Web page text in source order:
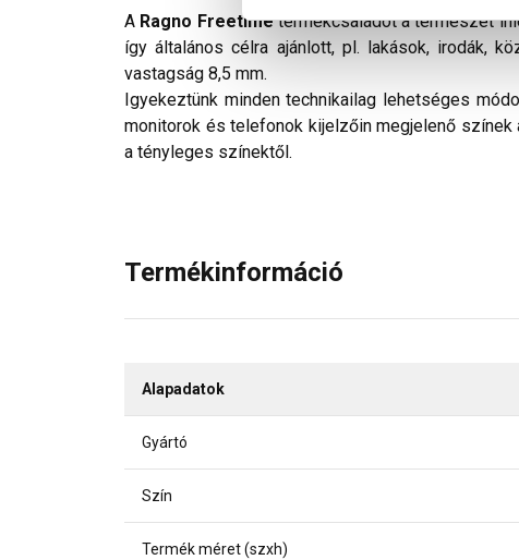
A Ragno Freetimetermékcsaládot a természet
így általános célra ajánlott, pl. lakások, irodák,
vastagság 8,5 mm.
Igyekeztünk minden technikailag lehetséges
monitorok és telefonok kijelzőin megjelenő színek
a tényleges színektől.
Termékinformáció
Alapadatok
Gyártó
Szín
Termék méret (szxh)